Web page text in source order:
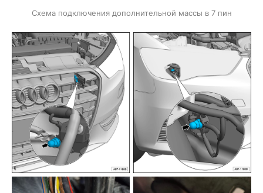
Схема подключения дополнительной массы в 7 пин